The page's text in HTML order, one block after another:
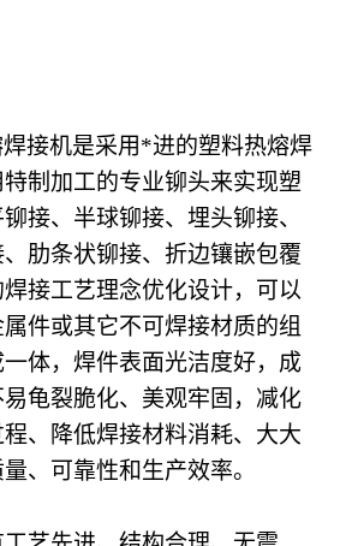
接机是采用*进的塑料热熔焊
制加工的专业铆头来实现塑
接、半球铆接、埋头铆接、
肋条状铆接、折边镶嵌包覆
接工艺理念优化设计，可以
件或其它不可焊接材质的组
体，焊件表面光洁度好，成
龟裂脆化、美观牢固，减化
、降低焊接材料消耗、大大
、可靠性和生产效率。